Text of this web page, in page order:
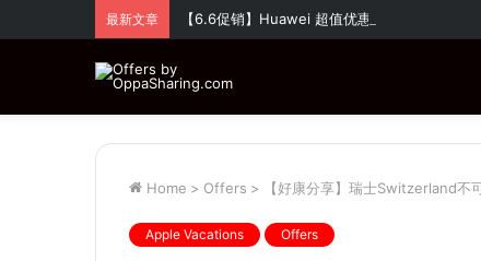
最新文章 【6.6促销】Huawei 超值优惠！全场折扣高达
Home > Offers > 【好康分享】瑞士Switzerland不
Apple Vacations Offers